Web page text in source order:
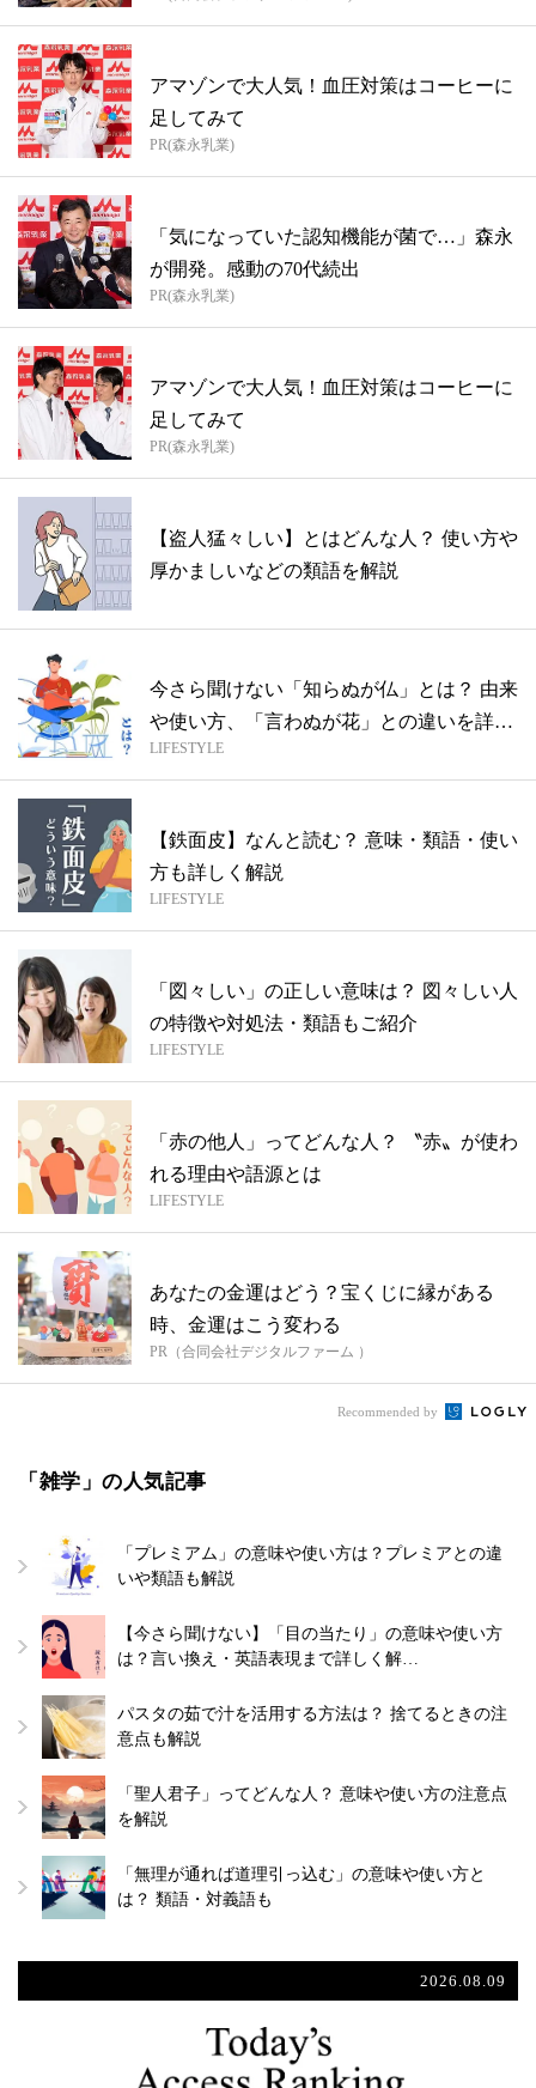
アマゾンで大人気！血圧対策はコーヒーに
足してみて
PR(森永乳業)
「気になっていた認知機能が菌で…」森永
が開発。感動の70代続出
PR(森永乳業)
アマゾンで大人気！血圧対策はコーヒーに
足してみて
PR(森永乳業)
【盗人猛々しい】とはどんな人？ 使い方や
厚かましいなどの類語を解説
今さら聞けない「知らぬが仏」とは？ 由来
や使い方、「言わぬが花」との違いを詳し
く...
LIFESTYLE
【鉄面皮】なんと読む？ 意味・類語・使い
方も詳しく解説
LIFESTYLE
「図々しい」の正しい意味は？ 図々しい人
の特徴や対処法・類語もご紹介
LIFESTYLE
「赤の他人」ってどんな人？ 〝赤〟が使わ
れる理由や語源とは
LIFESTYLE
あなたの金運はどう？宝くじに縁がある
時、金運はこう変わる
PR（合同会社デジタルファーム ）
Recommended by
「雑学」の人気記事
「プレミアム」の意味や使い方は？プレミアとの違
いや類語も解説
【今さら聞けない】「目の当たり」の意味や使い方
は？言い換え・英語表現まで詳しく解…
パスタの茹で汁を活用する方法は？ 捨てるときの注
意点も解説
「聖人君子」ってどんな人？ 意味や使い方の注意点
を解説
「無理が通れば道理引っ込む」の意味や使い方と
は？ 類語・対義語も
2026.08.09